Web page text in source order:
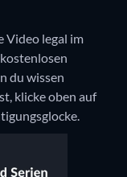
Video legal im
du wissen
klicke oben auf